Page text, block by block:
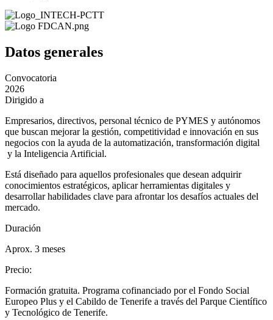
Datos generales
Convocatoria
2026
Dirigido a
Empresarios, directivos, personal técnico de PYMES y autónomos
que buscan mejorar la gestión, competitividad e innovación en sus
negocios con la ayuda de la automatización, transformación digital
y la Inteligencia Artificial.
Está diseñado para aquellos profesionales que desean adquirir
conocimientos estratégicos, aplicar herramientas digitales y
desarrollar habilidades clave para afrontar los desafíos actuales del
mercado.
Duración
Aprox. 3 meses
Precio:
Formación gratuita. Programa cofinanciado por el Fondo Social
Europeo Plus y el Cabildo de Tenerife a través del Parque Científico
y Tecnológico de Tenerife.